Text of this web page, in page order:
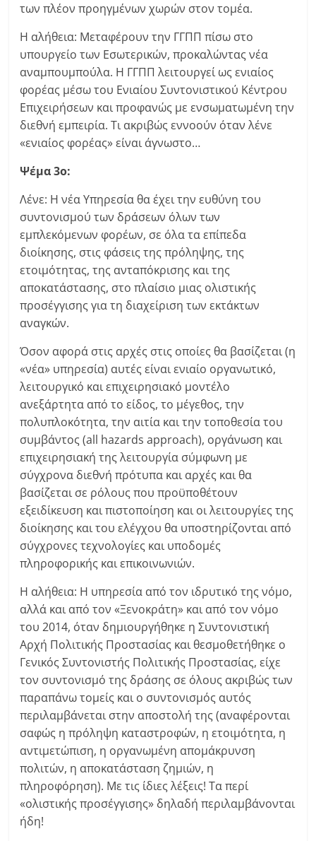
των πλέον προηγμένων χωρών στον τομέα.
Η αλήθεια: Μεταφέρουν την ΓΓΠΠ πίσω στο
υπουργείο των Εσωτερικών, προκαλώντας νέα
αναμπουμπούλα. Η ΓΓΠΠ λειτουργεί ως ενιαίος
φορέας μέσω του Ενιαίου Συντονιστικού Κέντρου
Επιχειρήσεων και προφανώς με ενσωματωμένη την
διεθνή εμπειρία. Τι ακριβώς εννοούν όταν λένε
«ενιαίος φορέας» είναι άγνωστο…
Ψέμα 3ο:
Λένε: Η νέα Υπηρεσία θα έχει την ευθύνη του
συντονισμού των δράσεων όλων των
εμπλεκόμενων φορέων, σε όλα τα επίπεδα
διοίκησης, στις φάσεις της πρόληψης, της
ετοιμότητας, της ανταπόκρισης και της
αποκατάστασης, στο πλαίσιο μιας ολιστικής
προσέγγισης για τη διαχείριση των εκτάκτων
αναγκών.
Όσον αφορά στις αρχές στις οποίες θα βασίζεται (η
«νέα» υπηρεσία) αυτές είναι ενιαίο οργανωτικό,
λειτουργικό και επιχειρησιακό μοντέλο
ανεξάρτητα από το είδος, το μέγεθος, την
πολυπλοκότητα, την αιτία και την τοποθεσία του
συμβάντος (all hazards approach), οργάνωση και
επιχειρησιακή της λειτουργία σύμφωνη με
σύγχρονα διεθνή πρότυπα και αρχές και θα
βασίζεται σε ρόλους που προϋποθέτουν
εξειδίκευση και πιστοποίηση και οι λειτουργίες της
διοίκησης και του ελέγχου θα υποστηρίζονται από
σύγχρονες τεχνολογίες και υποδομές
πληροφορικής και επικοινωνιών.
Η αλήθεια: Η υπηρεσία από τον ιδρυτικό της νόμο,
αλλά και από τον «Ξενοκράτη» και από τον νόμο
του 2014, όταν δημιουργήθηκε η Συντονιστική
Αρχή Πολιτικής Προστασίας και θεσμοθετήθηκε ο
Γενικός Συντονιστής Πολιτικής Προστασίας, είχε
τον συντονισμό της δράσης σε όλους ακριβώς των
παραπάνω τομείς και ο συντονισμός αυτός
περιλαμβάνεται στην αποστολή της (αναφέρονται
σαφώς η πρόληψη καταστροφών, η ετοιμότητα, η
αντιμετώπιση, η οργανωμένη απομάκρυνση
πολιτών, η αποκατάσταση ζημιών, η
πληροφόρηση). Με τις ίδιες λέξεις! Τα περί
«ολιστικής προσέγγισης» δηλαδή περιλαμβάνονται
ήδη!